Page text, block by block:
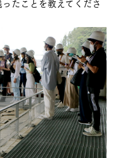
たことを教えてくださ